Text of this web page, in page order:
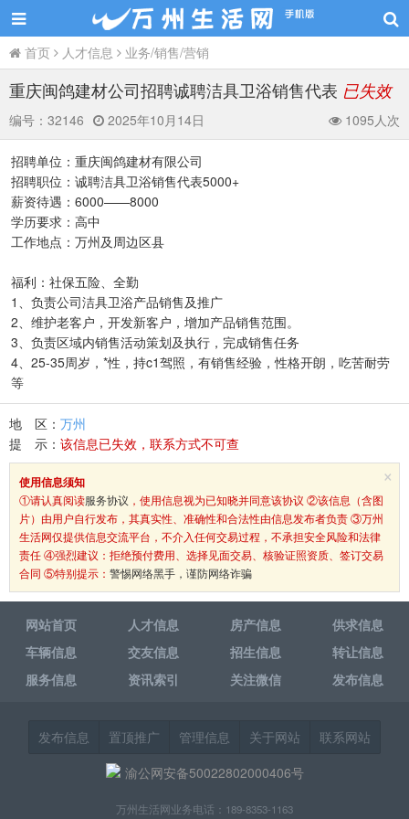
首页 人才信息 业务/销售/营销
重庆闽鸽建材公司招聘诚聘洁具卫浴销售代表 已失效
编号： 32146 2025年10月14日 1095人次
招聘单位：重庆闽鸽建材有限公司
招聘职位：诚聘洁具卫浴销售代表5000+
薪资待遇：6000——8000
学历要求：高中
工作地点：万州及周边区县
福利：社保五险、全勤
1、负责公司洁具卫浴产品销售及推广
2、维护老客户，开发新客户，增加产品销售范围。
3、负责区域内销售活动策划及执行，完成销售任务
4、25-35周岁，*性，持c1驾照，有销售经验，性格开朗，吃苦耐劳
等
地 区： 万州
提 示： 该信息已失效，联系方式不可查
×
使用信息须知
①请认真阅读服务协议 ，使用信息视为已知晓并同意该协议 ②该信息（含图
片）由用户自行发布，其真实性、准确性和合法性由信息发布者负责 ③万州
生活网仅提供信息交流平台，不介入任何交易过程，不承担安全风险和法律
责任 ④强烈建议：拒绝预付费用、选择见面交易、核验证照资质、签订交易
合同 ⑤特别提示： 警惕网络黑手，谨防网络诈骗
网站首页 人才信息 房产信息
供求信息
车辆信息
交友信息 招生信息
转让信息
服务信息
资讯索引 关注微信 发布信息
发布信息 置顶推广 管理信息 关于网站
联系网站
渝公网安备50022802000406号
万州生活网业务电话：189-8353-1163